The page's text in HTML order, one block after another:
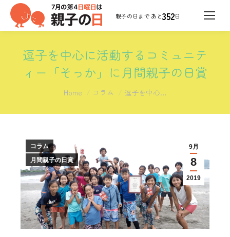
352日
逗子を中心に活動するコミュニテ
ィー「そっか」に月間親子の日賞
You are here:
Home コラム 逗子を中心…
9月
8
2019
コラム
月間親子の日賞